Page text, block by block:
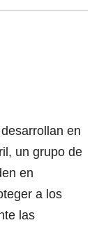
en
un grupo de
en
a los
las